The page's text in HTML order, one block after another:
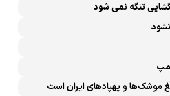
تنگه نمی شود
موشک‌ها و پهپادهای ایران است